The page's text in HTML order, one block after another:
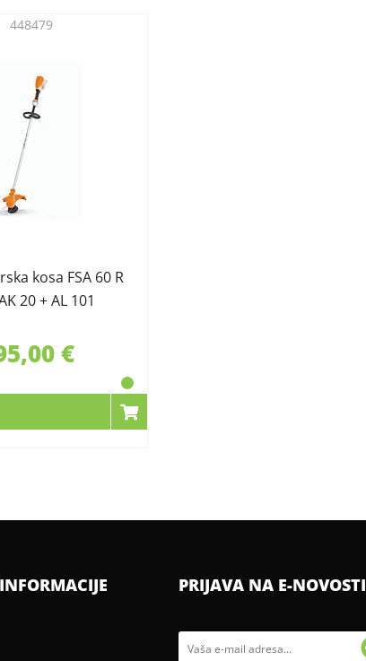
kosa FSA 60 R
20 + AL 101
448479
€
PRIJAVA NA E-NOVOSTI